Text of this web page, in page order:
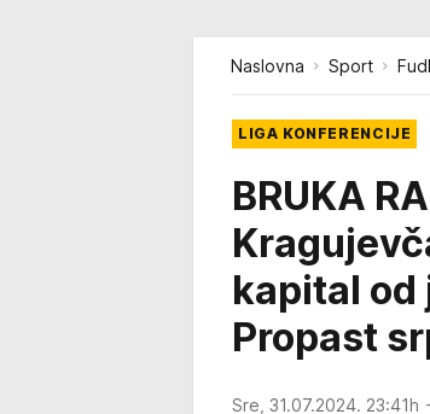
Naslovna Sport
LIGA KONFERENCIJE
BRUKA
kapital od
Propast
Sre, 31.07.2024. 23:41h